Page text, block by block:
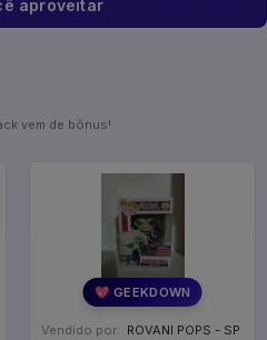
aproveitar
vem de bônus!
💖 GEEKDOWN
Vendido por: ROVANI POPS - SP